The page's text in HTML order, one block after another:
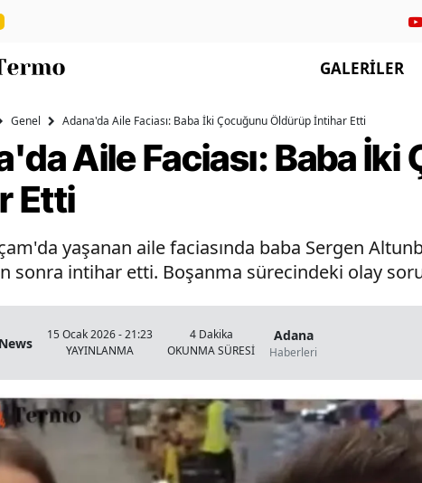
GALERİLER
Genel Adana'da Aile Faciası: Baba İki Çocuğunu Öldürüp İntihar Etti
Aile Faciası: Baba
Etti
yaşanan aile faciasında baba Sergen
sonra intihar etti. Boşanma sürecindeki olay
15 Ocak 2026 - 21:23
YAYINLANMA
4 Dakika
OKUNMA SÜRESİ
Adana
Haberleri